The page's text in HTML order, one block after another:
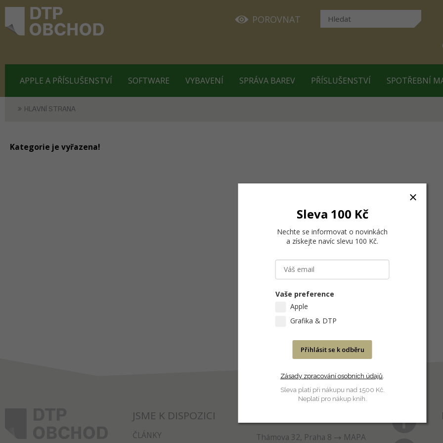
POROVNAT
APPLE A PŘÍSLUŠENSTVÍ SOFTWARE VYBAVENÍ SPRÁVA BAREV PŘÍSLUŠENSTVÍ SPOTŘEBNÍ
HLAVNÍ STRANA
Kategorie je vyřazena!
JSME K DISPOZICI
ČLÁNKY Thámova 32, Praha 8
MAPA
Sleva 100 Kč
Nechte se informovat o novinkách
a získejte navíc slevu 100 Kč.
Vaše preference
Apple
Grafika & DTP
Přihlásit se k odběru
Zásady zpracování osobních údajů.
Sleva platí při nákupu nad 1500 Kč.
Neplatí pro nákup knih.